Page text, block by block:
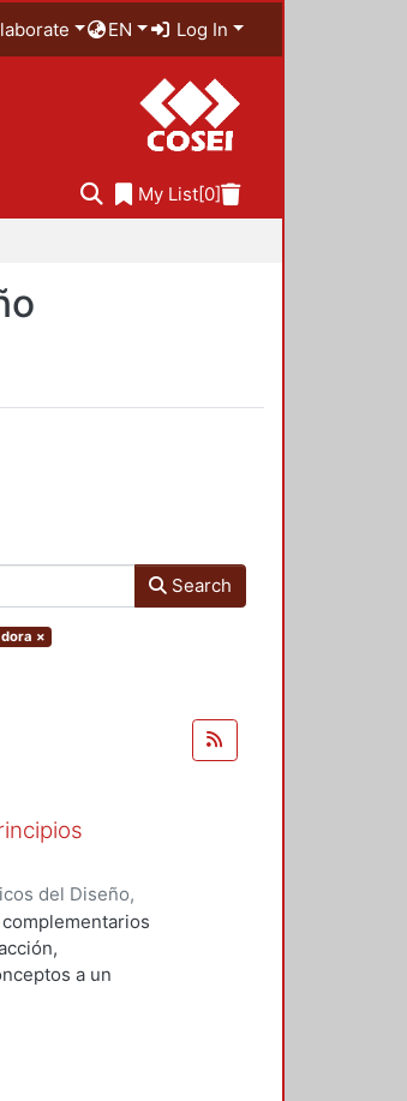
EN Log In
My List[0]
Search
×
del Diseño,
de 2011 :
de Ciencias y
Diseño) ;
a un